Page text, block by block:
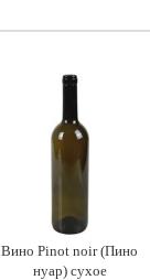
Вино Pinot noir (Пино
нуар) сухое